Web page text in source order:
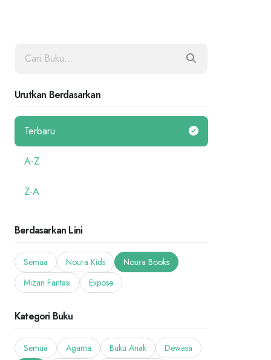
Urutkan Berdasarkan
Terbaru
A-Z
Z-A
Berdasarkan Lini
Semua Noura Kids
Noura Books
Mizan Fantasi
Expose
Kategori Buku
Semua Agama Buku Anak
Dewasa